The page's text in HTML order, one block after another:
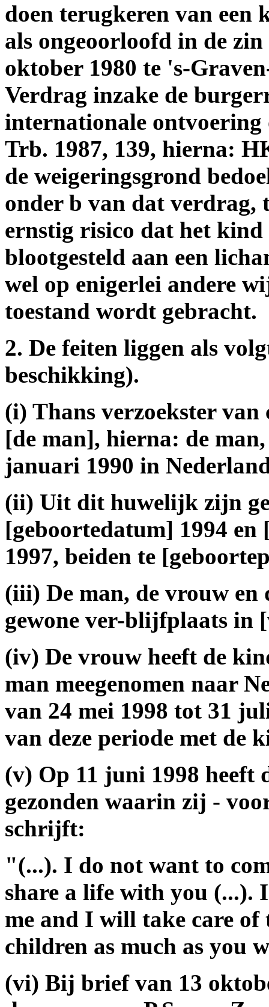
doen terugkeren van een
als ongeoorloofd in de
oktober 1980 te 's-
Verdrag inzake de
internationale ontvoering
Trb. 1987, 139, hierna:
de weigeringsgrond
onder b van dat verdrag,
ernstig risico dat het
blootgesteld aan een
wel op enigerlei andere
toestand wordt gebracht.
2. De feiten liggen als
beschikking).
(i) Thans verzoekster van
[de man], hierna: de
januari 1990 in
(ii) Uit dit huwelijk zijn
[geboortedatum] 1994
1997, beiden te
(iii) De man, de vrouw
gewone ver-blijfplaats in
(iv) De vrouw heeft de
man meegenomen naar
van 24 mei 1998 tot 31
van deze periode met de
(v) Op 11 juni 1998 heeft
gezonden waarin zij -
schrijft:
"(...). I do not want to
share a life with you (...).
me and I will take care of
children as much as you
(vi) Bij brief van 13